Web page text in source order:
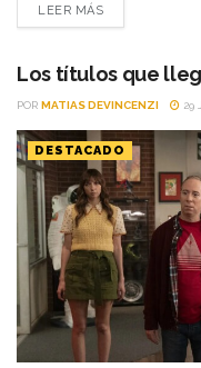
diferentes entre sí
brillante sátira con
una original...
LEER MÁS
Los títulos que
POR MATIAS DEVINCENZI 29
DESTACADO